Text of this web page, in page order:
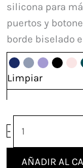
silicona para
puertos y
borde biselado
Limpiar
-
cantidad
AÑADIR AL